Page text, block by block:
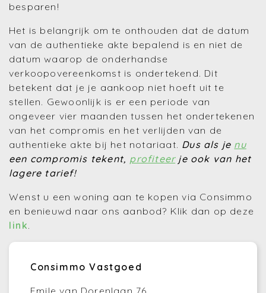
besparen!
Het is belangrijk om te onthouden dat de datum
van de authentieke akte bepalend is en niet de
datum waarop de onderhandse
verkoopovereenkomst is ondertekend. Dit
betekent dat je je aankoop niet hoeft uit te
stellen. Gewoonlijk is er een periode van
ongeveer vier maanden tussen het ondertekenen
van het compromis en het verlijden van de
authentieke akte bij het notariaat. Dus als je nu
een compromis tekent, profiteerje ook van het
lagere tarief!
Wenst u een woning aan te kopen via Consimmo
en benieuwd naar ons aanbod? Klik dan op deze
link.
Consimmo Vastgoed
Emile van Dorenlaan 76